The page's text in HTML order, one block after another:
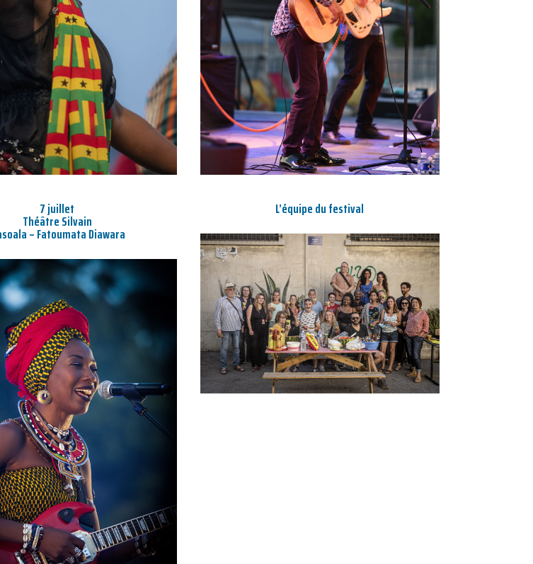
7 juillet
Théâtre Silvain
– Fatoumata Diawara
L’équipe du festival